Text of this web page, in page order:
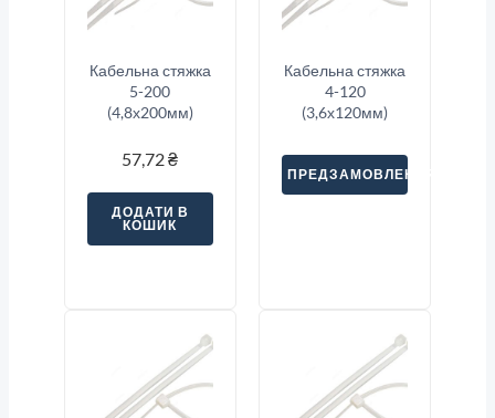
Кабельна стяжка
5-200
(4,8х200мм)
57,72₴
ДОДАТИ В
КОШИК
Кабельна стяжка
4-120
(3,6х120мм)
ПРЕДЗАМОВЛЕННЯ